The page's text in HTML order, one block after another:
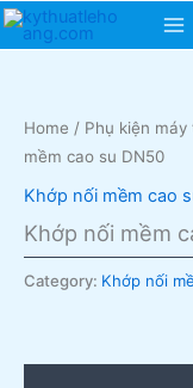
Skip
Home / Phụ kiện máy
mềm cao su DN50
Khớp nối mềm cao
Khớp nối mềm
Category: Khớp nối